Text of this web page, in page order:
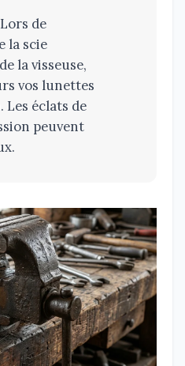
Lors de
la scie
la visseuse,
vos lunettes
éclats de
peuvent